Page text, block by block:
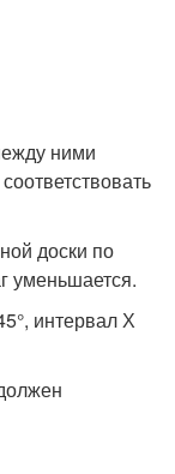
ними
доски по
уменьшается.
интервал Х